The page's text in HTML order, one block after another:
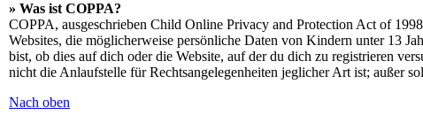
» Was ist COPPA?
COPPA, ausgeschrieben Child Online Privacy and Protection Act of
Websites, die möglicherweise persönliche Daten von Kindern unter 13
bist, ob dies auf dich oder die Website, auf der du dich zu registrieren
nicht die Anlaufstelle für Rechtsangelegenheiten jeglicher Art ist; außer
Nach oben